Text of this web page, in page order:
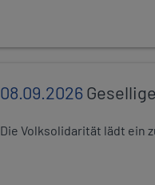
08.09.2026
Die Volksolidarität lädt ein